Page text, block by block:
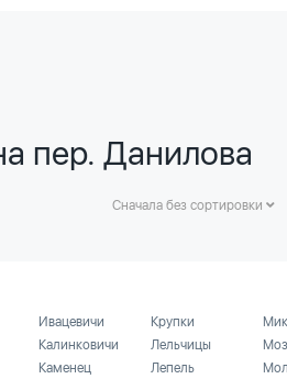
пер. Данилова
Сначала без сортировки
Ивацевичи
Калинковичи
Каменец
Крупки
Лельчицы
Лепель